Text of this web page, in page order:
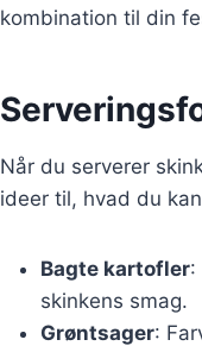
kombination til din
Når du serverer
ideer til, hvad du
Bagte kartofler:
skinkens smag.
Grøntsager: